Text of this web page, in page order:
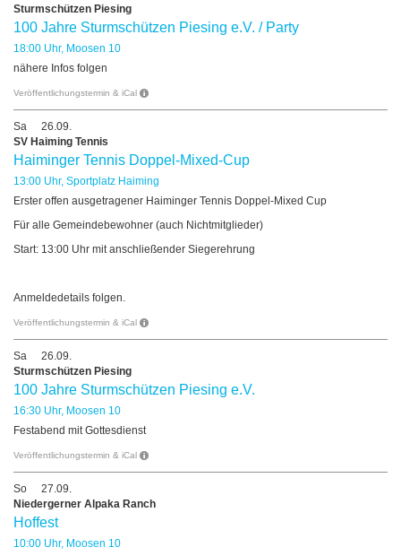
Sturmschützen Piesing
100 Jahre Sturmschützen Piesing e.V. / Party
18:00 Uhr, Moosen 10
nähere Infos folgen
Veröffentlichungstermin & iCal
Sa
26.09.
SV Haiming Tennis
Haiminger Tennis Doppel-Mixed-Cup
13:00 Uhr, Sportplatz Haiming
Erster offen ausgetragener Haiminger Tennis Doppel-Mixed Cup
Für alle Gemeindebewohner (auch Nichtmitglieder)
Start: 13:00 Uhr mit anschließender Siegerehrung
Anmeldedetails folgen.
Veröffentlichungstermin & iCal
Sa
26.09.
Sturmschützen Piesing
100 Jahre Sturmschützen Piesing e.V.
16:30 Uhr, Moosen 10
Festabend mit Gottesdienst
Veröffentlichungstermin & iCal
So
27.09.
Niedergerner Alpaka Ranch
Hoffest
10:00 Uhr, Moosen 10